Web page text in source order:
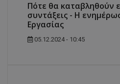
Πότε θα καταβληθούν
συντάξεις - Η
Εργασίας
05.12.2024 - 10:45